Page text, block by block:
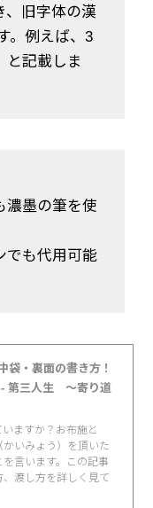
、旧字体の漢
。例えば、3
と記載しま
濃墨の筆を使
でも代用可能
袋・裏面の書き方！
- 第三人生 〜寄り道
ますか？お布施と
いみょう）を頂いた
言います。この記事
渡し方を詳しく見て